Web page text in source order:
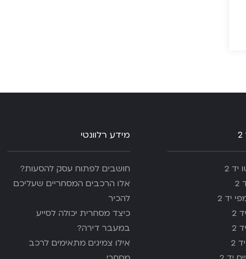
2
יד 2
2
2
2
מידע רלוונטי
חושבים לפתוח עסק להסעות?
אלו הרכבים המסחריים שעליכם
להכיר
כיצד מסחרית יכולה לסייע
במעבר דירה?
אילו צמיגים מתאימים לרכב